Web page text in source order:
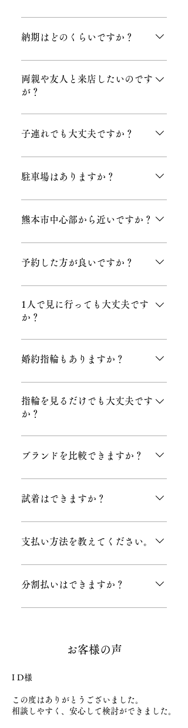
することもございませんので、ゆっく
りとお過ごしいただけます。
約を頂けるとスムーズにご案内させて
いただきます。 来店予約
輪：ペアで¥80,000～ 婚約指輪：
婚指輪で10万円から25万円、婚約指輪
で12万円から30万円程が平均でござい
ます。
納期はどのくらいですか？
す。 サイズがご不明でも後日無料での
いお直しをさせていただきます。 サイ
異なります。 おおよそ2週間から6週
ださい。
両親や友人と来店したいのです
が？
迎でございます。 是非アドバイスなど
子連れでも大丈夫ですか？
お子様連れでもご安心いただけるよう
ける化粧室もご準備しております。必
要な際はスタッフまでお気軽にお申し
駐車場はありますか？
しくはお問い合わせください。 3,000円
上のお買い上げで3時間までご利用いた
だけます。
熊本市中心部から近いですか？
立地です。
予約した方が良いですか？
すすめしています。
1人で見に行っても大丈夫です
か？
しております。
婚約指輪もありますか？
す。
指輪を見るだけでも大丈夫です
か？
ブランドを比較できますか？
ただけます。
試着はできますか？
ます。
支払い方法を教えてください。
応しています。
分割払いはできますか？
​お客様の声
I D様
この度はありがとうございました。
相談しやすく、安心して検討ができました。